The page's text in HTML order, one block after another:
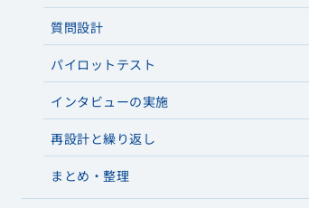
質問設計
パイロットテスト
インタビューの実施
再設計と繰り返し
まとめ・整理